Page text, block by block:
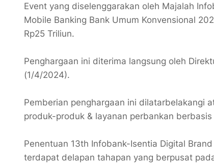
Event yang diselenggarakan oleh Majalah
Mobile Banking Bank Umum Konvensional
Rp25 Triliun.
Penghargaan ini diterima langsung oleh
(1/4/2024).
Pemberian penghargaan ini dilatarbelakangi
produk-produk & layanan perbankan
Penentuan 13th Infobank-Isentia Digital
terdapat delapan tahapan yang berpusat